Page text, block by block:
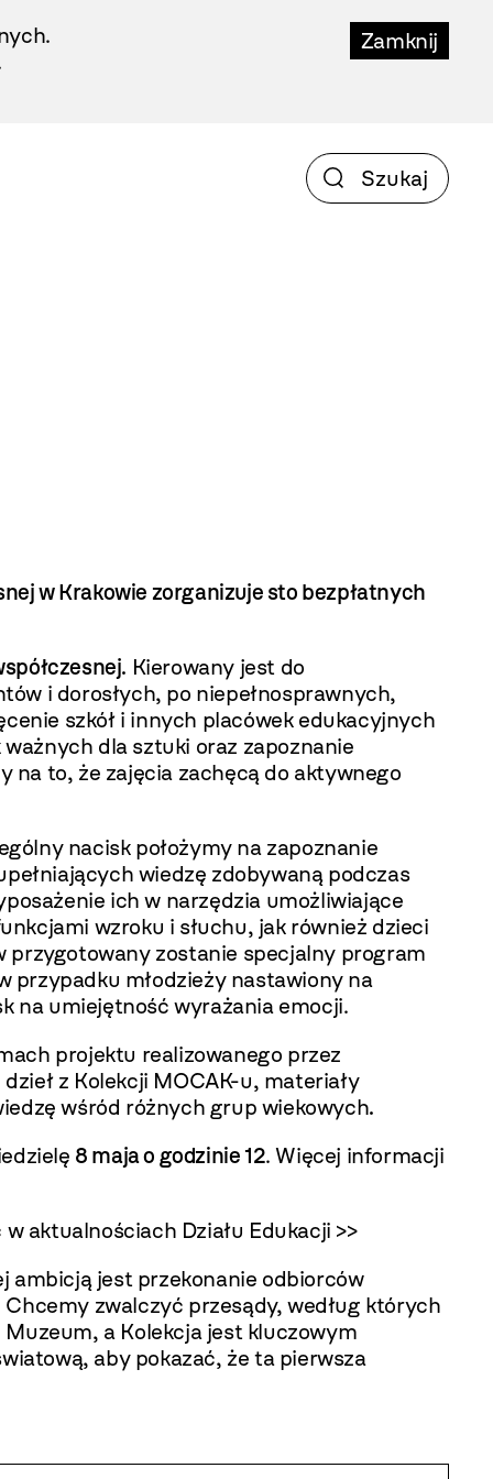
Zamknij
w Krakowie zorganizuje sto bezpłatnych
Kierowany jest do
i dorosłych, po niepełnosprawnych,
szkół i innych placówek edukacyjnych
dla sztuki oraz zapoznanie
na to, że zajęcia zachęcą do aktywnego
nacisk położymy na zapoznanie
wiedzę zdobywaną podczas
ich w narzędzia umożliwiające
wzroku i słuchu, jak również dzieci
przygotowany zostanie specjalny program
przypadku młodzieży nastawiony na
na umiejętność wyrażania emocji.
projektu realizowanego przez
z Kolekcji MOCAK-u, materiały
wśród różnych grup wiekowych.
8 maja o godzinie 12.Więcej informacji
w aktualnościach Działu Edukacji >>
ambicją jest przekonanie odbiorców
zwalczyć przesądy, według których
a Kolekcja jest kluczowym
aby pokazać, że ta pierwsza